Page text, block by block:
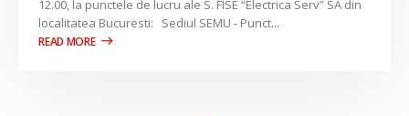
12.00, la punctele de lucru ale S. FISE “Electrica Serv” SA din
localitatea Bucuresti: Sediul SEMU - Punct...